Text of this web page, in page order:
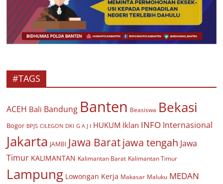
#TAGS
ACEH Bali Bandung Banten Beasiswa Bekasi
Bogor BPJS CILEGON DKI G A J I HUKUM Iklan INFO Internasional
Jakarta JAMBI Jawa Baratjawa tengah Jawa
Timur KALIMANTAN Kalimantan Barat Kalimantan Timur
Lampung Lowongan Kerja Makasar Maluku MEDAN